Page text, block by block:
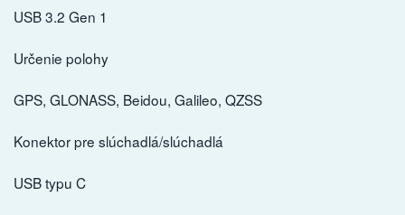
USB 3.2 Gen 1
Určenie polohy
GPS, GLONASS, Beidou, Galileo, QZSS
Konektor pre slúchadlá/slúchadlá
USB typu C